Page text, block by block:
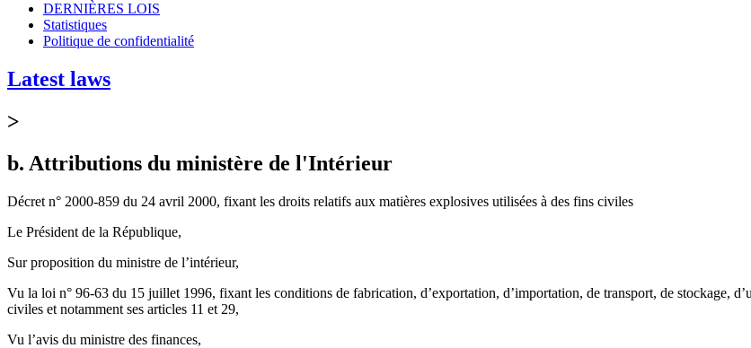
DERNIÈRES LOIS
Statistiques
Politique de confidentialité
Latest laws
>
b. Attributions du ministère de l'Intérieur
Décret n° 2000-859 du 24 avril 2000, fixant les droits relatifs aux matières explosives utilisées à des fins civiles
Le Président de la République,
Sur proposition du ministre de l’intérieur,
Vu la loi n° 96-63 du 15 juillet 1996, fixant les conditions de fabrication, d’exportation, d’importation, de transport, de stockage,
civiles et notamment ses articles 11 et 29,
Vu l’avis du ministre des finances,